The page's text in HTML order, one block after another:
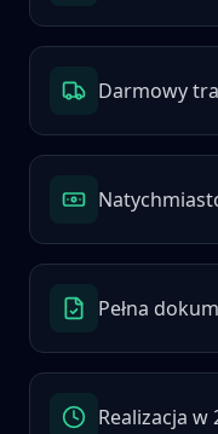
Darmowy
Pełna
Realizacja w